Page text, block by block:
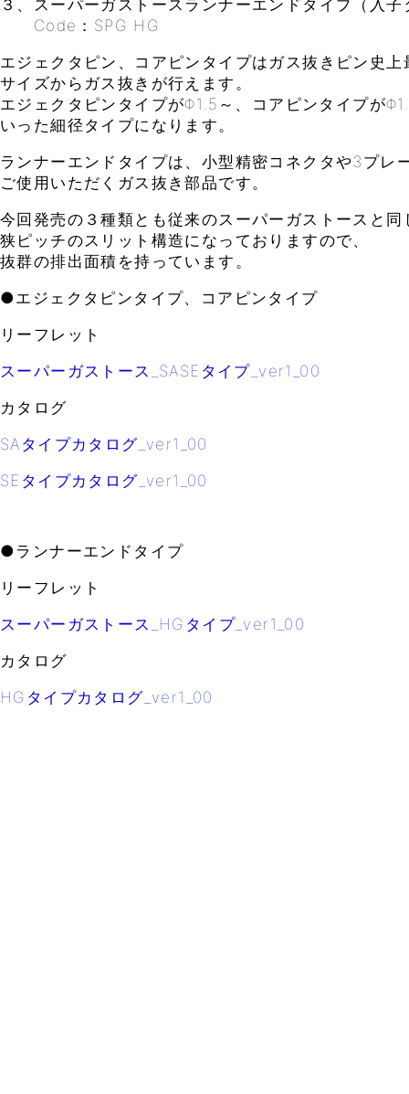
３、スーパーガストースランナーエンドタイプ（入子
Code：SPG HG
エジェクタピン、コアピンタイプはガス抜きピン史上
サイズからガス抜きが行えます。
エジェクタピンタイプがΦ1.5～、コアピンタイプが
いった細径タイプになります。
ランナーエンドタイプは、小型精密コネクタや3プレ
ご使用いただくガス抜き部品です。
今回発売の３種類とも従来のスーパーガストースと同
狭ピッチのスリット構造になっておりますので、
抜群の排出面積を持っています。
●エジェクタピンタイプ、コアピンタイプ
リーフレット
スーパーガストース_SASEタイプ_ver1_00
カタログ
SAタイプカタログ_ver1_00
SEタイプカタログ_ver1_00
●ランナーエンドタイプ
リーフレット
スーパーガストース_HGタイプ_ver1_00
カタログ
HGタイプカタログ_ver1_00